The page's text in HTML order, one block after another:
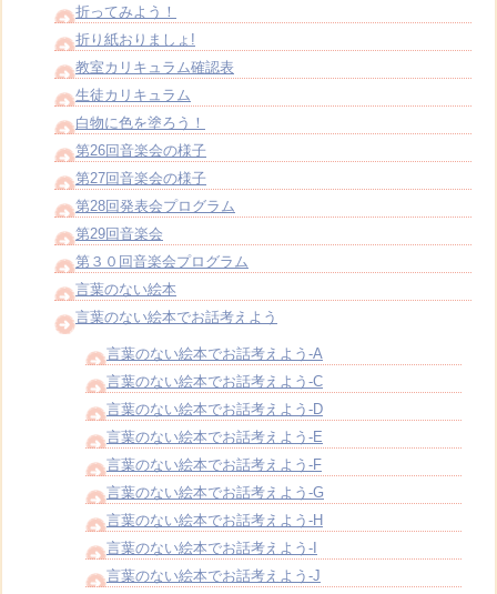
折ってみよう！
折り紙おりましょ!
教室カリキュラム確認表
生徒カリキュラム
白物に色を塗ろう！
第26回音楽会の様子
第27回音楽会の様子
第28回発表会プログラム
第29回音楽会
第３０回音楽会プログラム
言葉のない絵本
言葉のない絵本でお話考えよう
言葉のない絵本でお話考えよう-A
言葉のない絵本でお話考えよう-C
言葉のない絵本でお話考えよう-D
言葉のない絵本でお話考えよう-E
言葉のない絵本でお話考えよう-F
言葉のない絵本でお話考えよう-G
言葉のない絵本でお話考えよう-H
言葉のない絵本でお話考えよう-I
言葉のない絵本でお話考えよう-J